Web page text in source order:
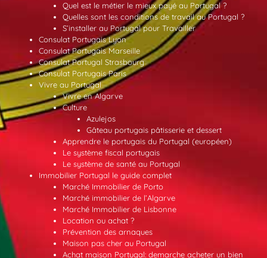
Quel est le métier le mieux payé au Portugal ?
Quelles sont les conditions de travail au Portugal ?
S’installer au Portugal pour Travailler
Consulat Portugais Lyon
Consulat Portugais Marseille
Consulat Portugal Strasbourg
Consulat Portugais Paris
Vivre au Portugal
Vivre en Algarve
Culture
Azulejos
Gâteau portugais pâtisserie et dessert
Apprendre le portugais du Portugal (européen)
Le système fiscal portugais
Le système de santé au Portugal
Immobilier Portugal le guide complet
Marché Immobilier de Porto
Marché immobilier de l’Algarve
Marché Immobilier de Lisbonne
Location ou achat ?
Prévention des arnaques
Maison pas cher au Portugal
Achat maison Portugal: demarche acheter un bien